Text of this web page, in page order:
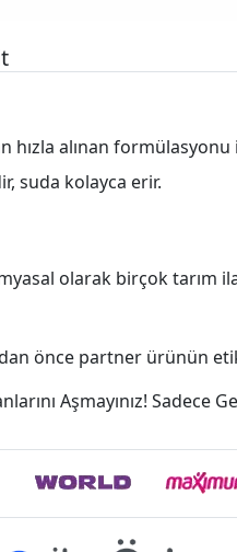
hızla alınan
suda kolayca erir.
olarak birçok tarım
önce partner ürünün
Aşmayınız! Sadece